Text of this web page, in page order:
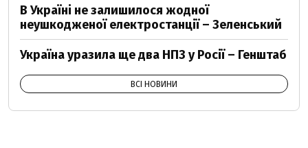
В Україні не залишилося жодної
неушкодженої електростанції – Зеленський
Україна уразила ще два НПЗ у Росії – Генштаб
ВСІ НОВИНИ